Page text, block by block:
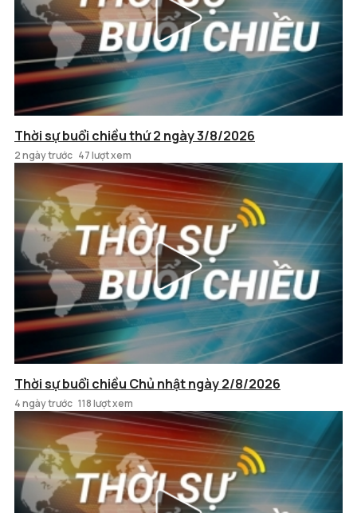
Thời sự buổi chiều thứ 2 ngày 3/8/2026
2 ngày trước 47 lượt xem
Thời sự buổi chiều Chủ nhật ngày 2/8/2026
4 ngày trước 118 lượt xem